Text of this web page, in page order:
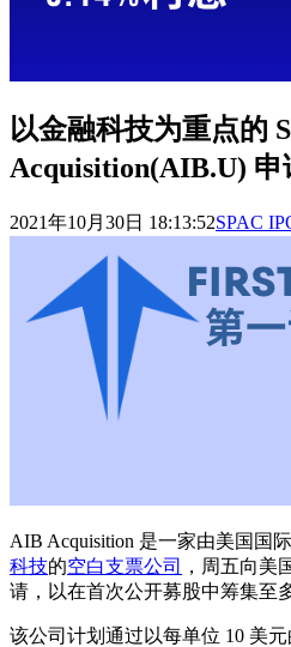
以金融科技为重点的
Acquisition(AIB.U) 申
2021年10月30日 18:13:52SPAC
AIB Acquisition 是一家由美国国际
科技的空白支票公司
，周五向美
请，以在首次公开募股中筹集至
该公司计划通过以每单位 10 美